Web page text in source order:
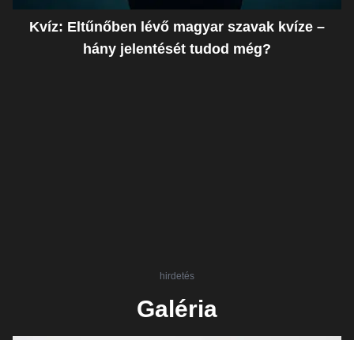
Kvíz: Eltűnőben lévő magyar szavak kvíze –
hány jelentését tudod még?
hirdetés
Galéria